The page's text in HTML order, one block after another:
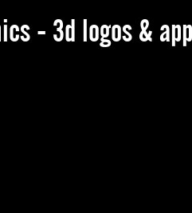
- 3d logos &